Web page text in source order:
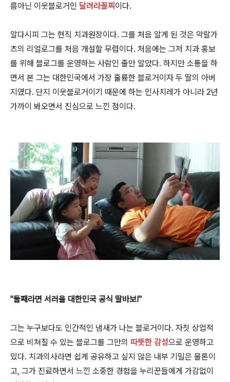
름아닌 이웃블로거인 달려라꼴찌 이다.
알다시피 그는 현직 치과원장이다. 그를 처음 알게 된 것은 악랄가
츠의 리얼로그를 처음 개설할 무렵이다. 처음에는 그저 치과 홍보
를 위해 블로그를 운영하는 사람인 줄만 알았다. 하지만 소통을 하
면서 본 그는 대한민국에서 가장 훌륭한 블로거이자 두 딸의 아버
지였다. 단지 이웃블로거이기 때문에 하는 인사치레가 아니라 2년
가까이 봐오면서 진심으로 느낀 점이다.
"둘째라면 서러울 대한민국 공식 딸바보!"
그는 누구보다도 인간적인 냄새가 나는 블로거이다. 자칫 상업적
으로 비쳐질 수 있는 블로그를 그만의 따뜻한 감성으로 운영하고
있다. 치과의사라면 쉽게 공유하고 싶지 않은 내부 기밀은 물론이
고, 그가 진료하면서 느낀 소중한 경험을 누리꾼들에게 가감없이